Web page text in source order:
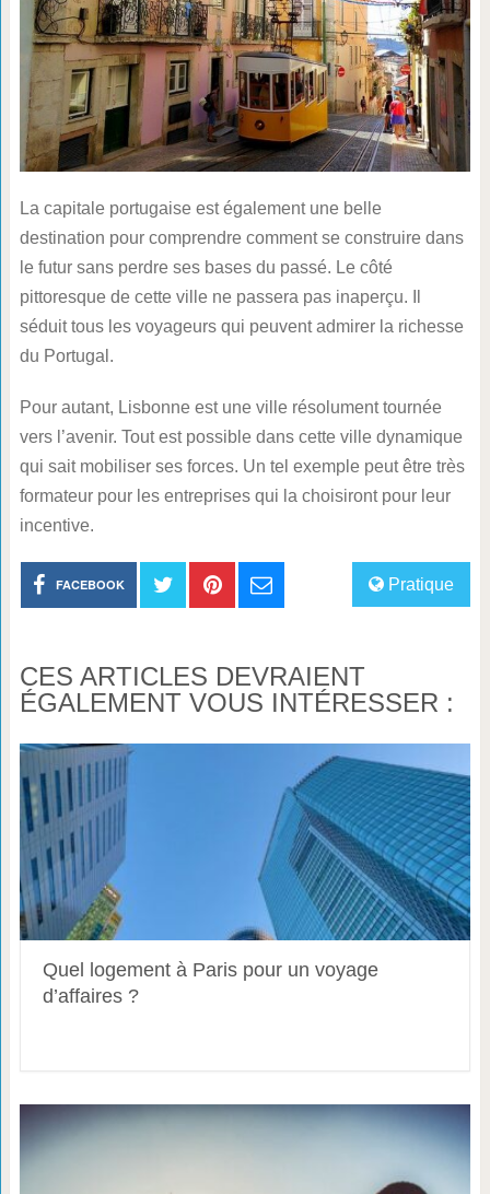
La capitale portugaise est également une belle
destination pour comprendre comment se construire dans
le futur sans perdre ses bases du passé. Le côté
pittoresque de cette ville ne passera pas inaperçu. Il
séduit tous les voyageurs qui peuvent admirer la richesse
du Portugal.
Pour autant, Lisbonne est une ville résolument tournée
vers l’avenir. Tout est possible dans cette ville dynamique
qui sait mobiliser ses forces. Un tel exemple peut être très
formateur pour les entreprises qui la choisiront pour leur
incentive.
Pratique
FACEBOOK
CES ARTICLES DEVRAIENT
ÉGALEMENT VOUS INTÉRESSER :
Quel logement à Paris pour un voyage
d’affaires ?